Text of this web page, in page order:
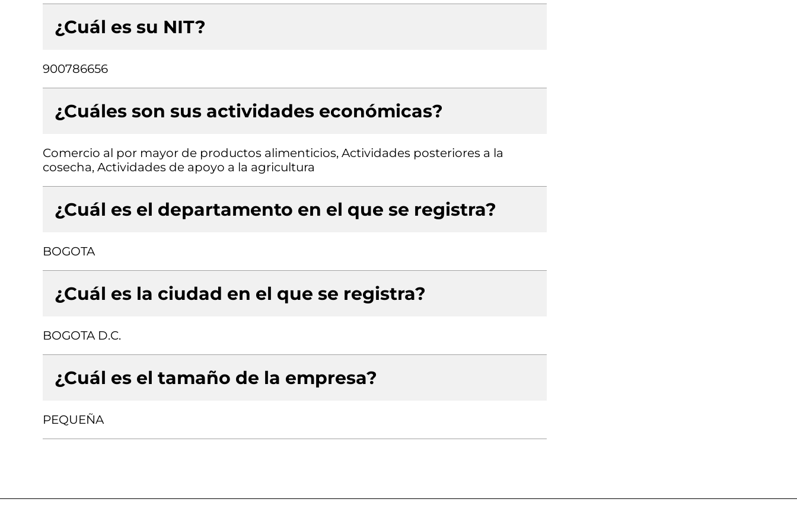
¿Cuál es su NIT?
900786656
¿Cuáles son sus actividades económicas?
Comercio al por mayor de productos alimenticios, Actividades posteriores a la
cosecha, Actividades de apoyo a la agricultura
¿Cuál es el departamento en el que se registra?
BOGOTA
¿Cuál es la ciudad en el que se registra?
BOGOTA D.C.
¿Cuál es el tamaño de la empresa?
PEQUEÑA